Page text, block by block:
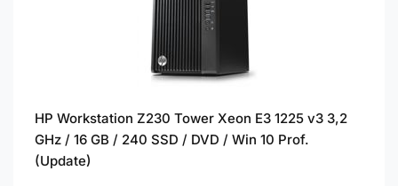
HP Workstation Z230 Tower Xeon E3 1225 v3 3,2
GHz / 16 GB / 240 SSD / DVD / Win 10 Prof.
(Update)